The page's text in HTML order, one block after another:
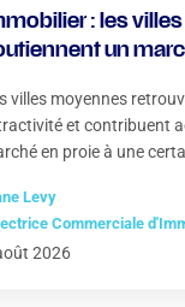
: les
un
villes moyennes
et contribuent
en proie à une
Levy
Commerciale
2026